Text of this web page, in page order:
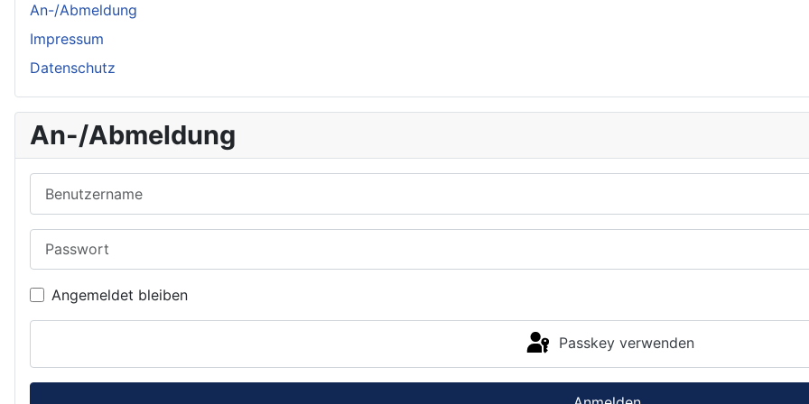
An-/Abmeldung
Impressum
Datenschutz
An-/Abmeldung
Angemeldet bleiben
Passkey verwenden